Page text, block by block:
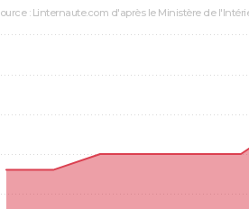
: Linternaute.com d'après le Ministère de